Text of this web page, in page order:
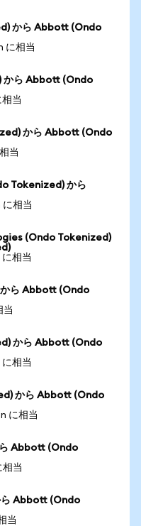
から Abbott (Ondo
に相当
から Abbott (Ondo
当
から Abbott (Ondo
当
Tokenized) から
相当
(Ondo Tokenized)
相当
ら Abbott (Ondo
当
から Abbott (Ondo
相当
から Abbott (Ondo
に相当
Abbott (Ondo
当
ら Abbott (Ondo
当